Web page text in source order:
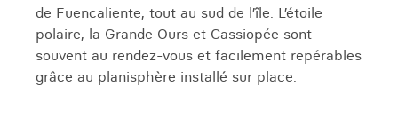
de Fuencaliente, tout au sud de l’île. L’étoile
polaire, la Grande Ours et Cassiopée sont
souvent au rendez-vous et facilement repérables
grâce au planisphère installé sur place.